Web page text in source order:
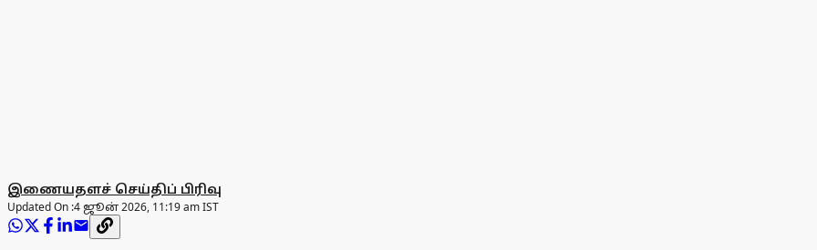
இணையதளச் செய்திப் பிரிவு
Updated On :4 ஜூன் 2026, 11:19 am IST